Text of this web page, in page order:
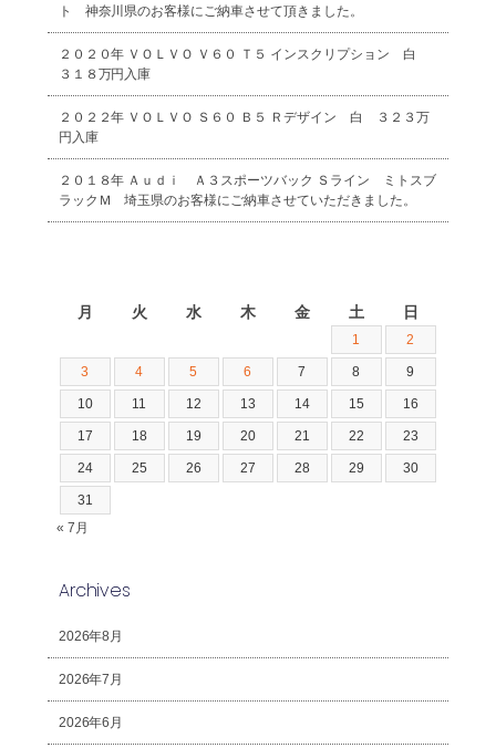
ト 神奈川県のお客様にご納車させて頂きました。
２０２０年 ＶＯＬＶＯ Ｖ６０ Ｔ５ インスクリプション 白
３１８万円入庫
２０２２年 ＶＯＬＶＯ Ｓ６０ Ｂ５ Ｒデザイン 白 ３２３万
円入庫
２０１８年 Ａｕｄｉ Ａ３スポーツバック Ｓライン ミトスブ
ラックＭ 埼玉県のお客様にご納車させていただきました。
月 火 水 木 金 土 日
1 2
3 4 5 6 7 8 9
10 11 12 13 14 15 16
17 18 19 20 21 22 23
24 25 26 27 28 29 30
31
« 7月
Archives
2026年8月
2026年7月
2026年6月